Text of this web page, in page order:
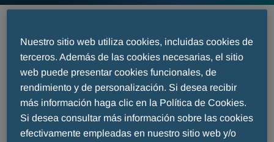
GRUPO MENARINI CENTROAMÉRICA Y EL CARIBE -
MEDICAMENTOS
GRUPO MENARINI CENTROAMÉRICA Y EL CARIBE -
MEDICAMENTOS
Medicamentos
Nuestro sitio web utiliza cookies, incluidas cookies de
terceros. Además de las cookies necesarias, el sitio
web puede presentar cookies funcionales, de
rendimiento y de personalización. Si desea recibir
más información haga clic en la Política de Cookies.
Si desea consultar más información sobre las cookies
efectivamente empleadas en nuestro sitio web y/o